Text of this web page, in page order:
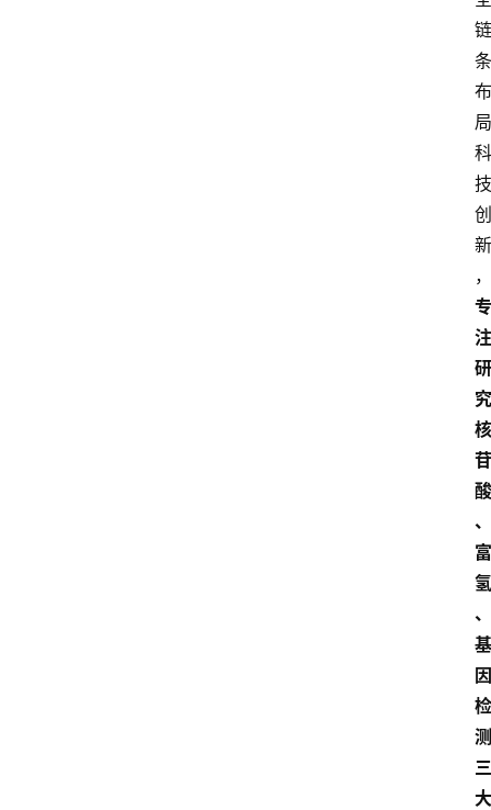
链
条
布
局
科
技
创
新
，
专
注
研
究
核
苷
酸
、
富
氢
、
基
因
检
测
三
大